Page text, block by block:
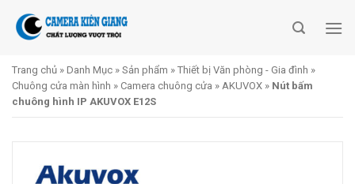
Trang chủ » Danh Mục » Sản phẩm » Thiết bị Văn phòng - Gia đình »
Chuông cửa màn hình » Camera chuông cửa » AKUVOX » Nút bấm
chuông hình IP AKUVOX E12S